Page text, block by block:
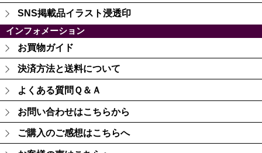
SNS掲載品イラスト浸透印
インフォメーション
お買物ガイド
決済方法と送料について
よくある質問Ｑ＆Ａ
お問い合わせはこちらから
ご購入のご感想はこちらへ